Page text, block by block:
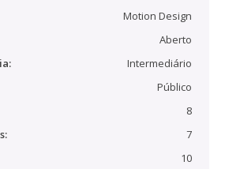
Motion Design
Aberto
Intermediário
Público
8
7
10